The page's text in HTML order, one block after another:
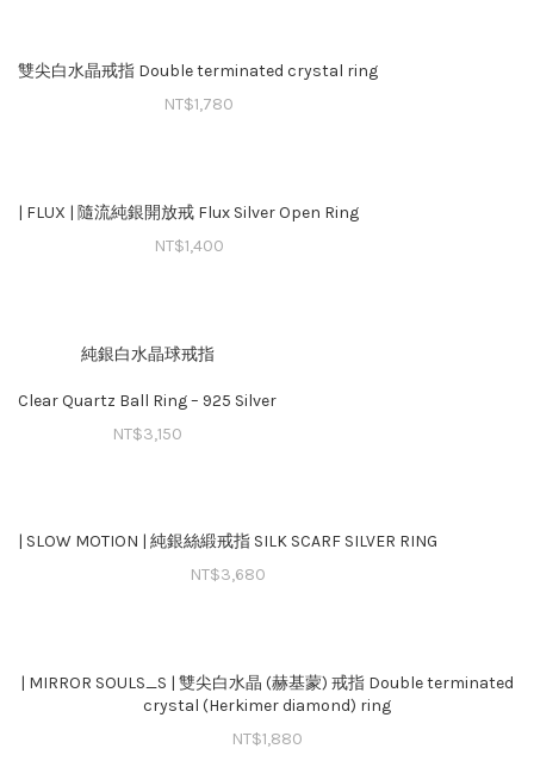
雙尖白水晶戒指 Double terminated crystal ring
NT$1,780
| FLUX | 隨流純銀開放戒 Flux Silver Open Ring
NT$1,400
純銀白水晶球戒指
Clear Quartz Ball Ring – 925 Silver
NT$3,150
| SLOW MOTION | 純銀絲緞戒指 SILK SCARF SILVER RING
NT$3,680
| MIRROR SOULS_S | 雙尖白水晶 (赫基蒙) 戒指 Double terminated
crystal (Herkimer diamond) ring
NT$1,880